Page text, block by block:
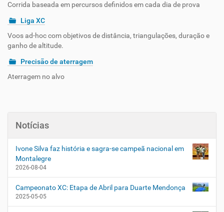
Corrida baseada em percursos definidos em cada dia de prova
Liga XC
Voos ad-hoc com objetivos de distância, triangulações, duração e
ganho de altitude.
Precisão de aterragem
Aterragem no alvo
Notícias
Ivone Silva faz história e sagra-se campeã nacional em
Montalegre
2026-08-04
Campeonato XC: Etapa de Abril para Duarte Mendonça
2025-05-05